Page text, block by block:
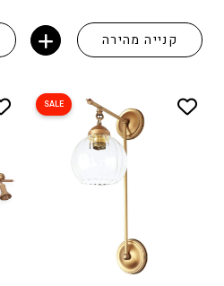
₪590.00.
₪502.00.
קנייה מהירה
SALE